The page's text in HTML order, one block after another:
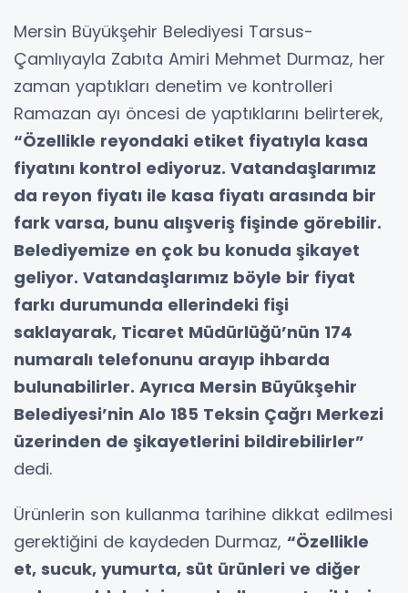
Mersin Büyükşehir Belediyesi Tarsus-
Çamlıyayla Zabıta Amiri Mehmet Durmaz, her
zaman yaptıkları denetim ve kontrolleri
Ramazan ayı öncesi de yaptıklarını belirterek,
“Özellikle reyondaki etiket fiyatıyla kasa
fiyatını kontrol ediyoruz. Vatandaşlarımız
da reyon fiyatı ile kasa fiyatı arasında bir
fark varsa, bunu alışveriş fişinde görebilir.
Belediyemize en çok bu konuda şikayet
geliyor. Vatandaşlarımız böyle bir fiyat
farkı durumunda ellerindeki fişi
saklayarak, Ticaret Müdürlüğü’nün 174
numaralı telefonunu arayıp ihbarda
bulunabilirler. Ayrıca Mersin Büyükşehir
Belediyesi’nin Alo 185 Teksin Çağrı Merkezi
üzerinden de şikayetlerini bildirebilirler”
dedi.
Ürünlerin son kullanma tarihine dikkat edilmesi
gerektiğini de kaydeden Durmaz, “Özellikle
et, sucuk, yumurta, süt ürünleri ve diğer